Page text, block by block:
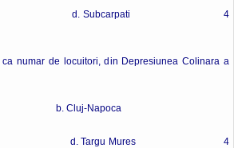
d. Subcarpati 4
numar de locuitori, din Depresiunea Colinara a
Cluj-Napoca
d. Targu Mures 4